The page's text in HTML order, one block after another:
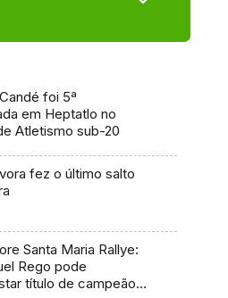
foi 5ª
em Heptatlo no
Atletismo sub-20
fez o último salto
Santa Maria Rallye:
Rego pode
título de campeão